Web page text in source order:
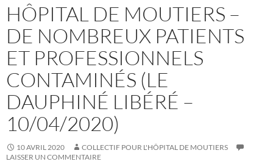
HÔPITAL DE MOUTIERS –
DE NOMBREUX PATIENTS
ET PROFESSIONNELS
CONTAMINÉS (LE
DAUPHINÉ LIBÉRÉ –
10/04/2020)
10 AVRIL 2020
COLLECTIF POUR L'HÔPITAL DE MOUTIERS
LAISSER UN COMMENTAIRE